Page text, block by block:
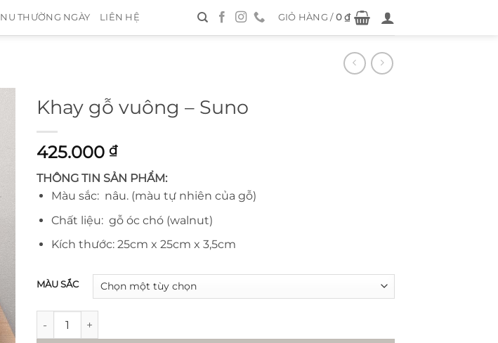
NU THƯỜNG NGÀY LIÊN HỆ GIỎ HÀNG / 0₫
Khay gỗ vuông – Suno
425.000 ₫
THÔNG TIN SẢN PHẨM:
Màu sắc: nâu. (màu tự nhiên của gỗ)
Chất liệu: gỗ óc chó (walnut)
Kích thước: 25cm x 25cm x 3,5cm
MÀU SẮC
Khay gỗ vuông - Suno số lượng